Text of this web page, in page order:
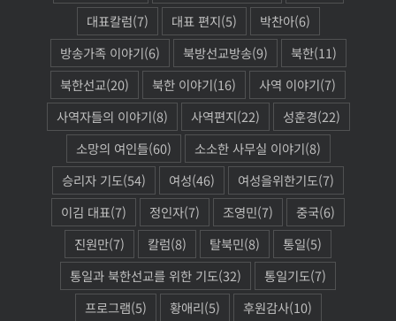
대표칼럼(7) 대표 편지(5) 박찬아(6)
방송가족 이야기(6) 북방선교방송(9) 북한(11)
북한선교(20) 북한 이야기(16) 사역 이야기(7)
사역자들의 이야기(8) 사역편지(22) 성훈경(22)
소망의 여인들(60) 소소한 사무실 이야기(8)
승리자 기도(54) 여성(46) 여성을위한기도(7)
이김 대표(7) 정인자(7) 조영민(7) 중국(6)
진원만(7) 칼럼(8) 탈북민(8) 통일(5)
통일과 북한선교를 위한 기도(32) 통일기도(7)
프로그램(5) 황애리(5) 후원감사(10)